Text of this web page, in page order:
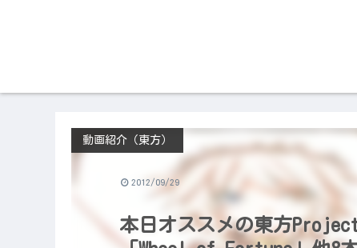
本日オススメの東方
動画紹介（東方）
2012/09/29